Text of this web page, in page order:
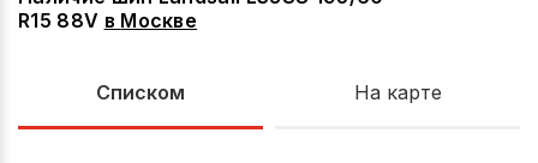
R15 88V в Москве
Списком На карте